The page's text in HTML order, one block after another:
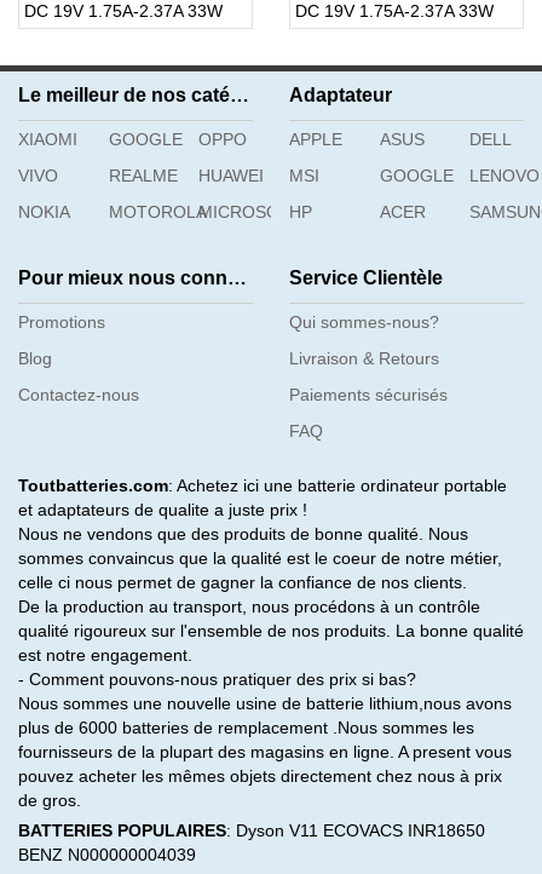
X200L X200LA
DC 19V 1.75A-2.37A 33W
CT216H S200E X200T
DC 19V 1.75A-2.37A 33W
Le meilleur de nos catégories
XIAOMI GOOGLE
OPPO
VIVO
REALME
HUAWEI
NOKIA
MOTOROLAMICROSOFT
Adaptateur
APPLE ASUS
DELL
MSI
GOOGLE
LENOVO
HP
ACER
Pour mieux nous connaître
Promotions
Blog
Contactez-nous
Service Clientèle
Qui sommes-nous?
Livraison & Retours
Paiements sécurisés
FAQ
Toutbatteries.com: Achetez ici une batterie ordinateur portable
et adaptateurs de qualite a juste prix !
Nous ne vendons que des produits de bonne qualité. Nous
sommes convaincus que la qualité est le coeur de notre métier,
celle ci nous permet de gagner la confiance de nos clients.
De la production au transport, nous procédons à un contrôle
qualité rigoureux sur l'ensemble de nos produits. La bonne qualité
est notre engagement.
- Comment pouvons-nous pratiquer des prix si bas?
Nous sommes une nouvelle usine de batterie lithium,nous avons
plus de 6000 batteries de remplacement .Nous sommes les
fournisseurs de la plupart des magasins en ligne. A present vous
pouvez acheter les mêmes objets directement chez nous à prix
de gros.
BATTERIES POPULAIRES: Dyson V11 ECOVACS INR18650
BENZ N000000004039